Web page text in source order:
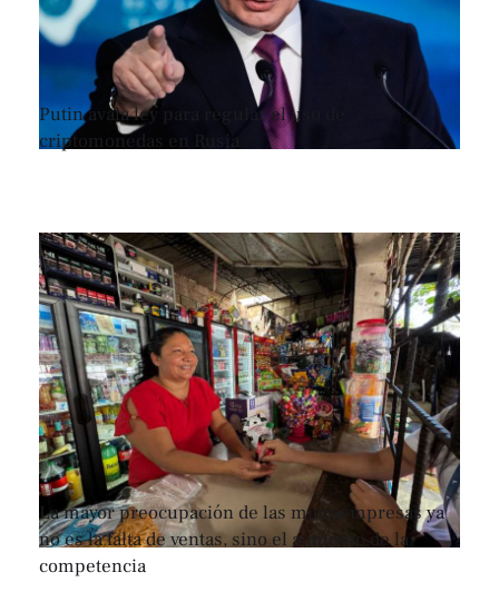
Putin avala ley para regular el uso de
criptomonedas en Rusia
La mayor preocupación de las microempresas ya
no es la falta de ventas, sino el aumento de la
competencia